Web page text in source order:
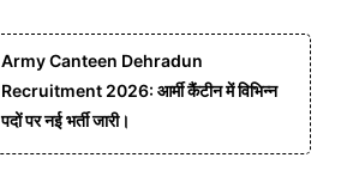
Army Canteen Dehradun
Recruitment 2026: आर्मी कैंटीन में विभिन्न
पदों पर नई भर्ती जारी।